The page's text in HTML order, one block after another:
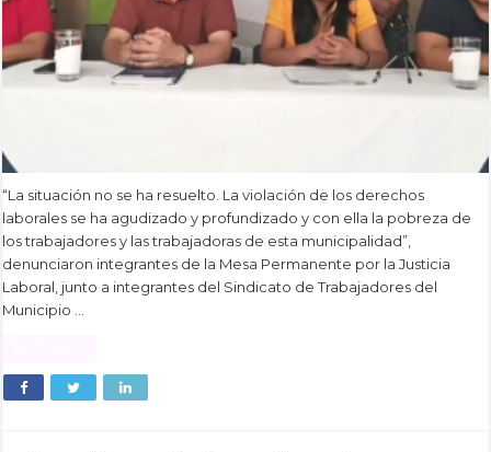
“La situación no se ha resuelto. La violación de los derechos
laborales se ha agudizado y profundizado y con ella la pobreza de
los trabajadores y las trabajadoras de esta municipalidad”,
denunciaron integrantes de la Mesa Permanente por la Justicia
Laboral, junto a integrantes del Sindicato de Trabajadores del
Municipio …